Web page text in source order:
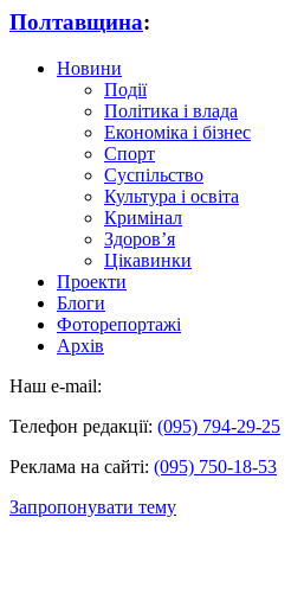
Полтавщина:
Новини
Події
Політика і влада
Економіка і бізнес
Спорт
Суспільство
Культура і освіта
Кримінал
Здоров’я
Цікавинки
Проекти
Блоги
Фоторепортажі
Архів
Наш e-mail:
Телефон редакції: (095) 794-29-25
Реклама на сайті: (095) 750-18-53
Запропонувати тему